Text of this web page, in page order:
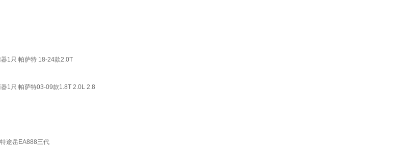
1只 帕萨特 18-24款2.0T
1只 帕萨特03-09款1.8T 2.0L 2.8
途岳EA888三代